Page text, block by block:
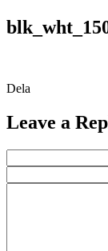
Dela
Leave a